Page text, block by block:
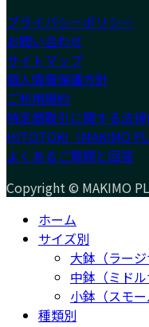
プライバシーポリシー
お問い合わせ
サイトマップ
個人情報保護方針
ご利用規約
特定商取引に関する法
HITOTOKI（MAKIMO
よくあるご質問と回答
Copyright © MAKIMO
ホーム
サイズ別
大鉢（ラージ
中鉢（ミドル
小鉢（スモー
種類別